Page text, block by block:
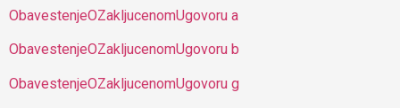
ObavestenjeOZakljucenomUgovoru a
ObavestenjeOZakljucenomUgovoru b
ObavestenjeOZakljucenomUgovoru g